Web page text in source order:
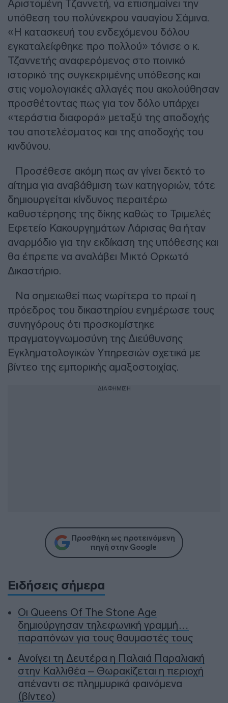
Αριστομένη Τζαννετή, να επισημαίνει την
υπόθεση του πολύνεκρου ναυαγίου Σάμινα.
«Η κατασκευή του ενδεχόμενου δόλου
εγκαταλείφθηκε προ πολλού» τόνισε ο κ.
Τζαννετής αναφερόμενος στο ποινικό
ιστορικό της συγκεκριμένης υπόθεσης και
στις νομολογιακές αλλαγές που ακολούθησαν
προσθέτοντας πως για τον δόλο υπάρχει
«τεράστια διαφορά» μεταξύ της αποδοχής
του αποτελέσματος και της αποδοχής του
κινδύνου.
Προσέθεσε ακόμη πως αν γίνει δεκτό το
αίτημα για αναβάθμιση των κατηγοριών, τότε
δημιουργείται κίνδυνος περαιτέρω
καθυστέρησης της δίκης καθώς το Τριμελές
Εφετείο Κακουργημάτων Λάρισας θα ήταν
αναρμόδιο για την εκδίκαση της υπόθεσης και
θα έπρεπε να αναλάβει Μικτό Ορκωτό
Δικαστήριο.
Να σημειωθεί πως νωρίτερα το πρωί η
πρόεδρος του δικαστηρίου ενημέρωσε τους
συνηγόρους ότι προσκομίστηκε
πραγματογνωμοσύνη της Διεύθυνσης
Εγκληματολογικών Υπηρεσιών σχετικά με
βίντεο της εμπορικής αμαξοστοιχίας.
ΔΙΑΦΗΜΙΣΗ
Προσθήκη ως προτεινόμενη
πηγή στην Google
Ειδήσεις σήμερα
Οι Queens Of The Stone Age
δημιούργησαν τηλεφωνική γραμμή…
παραπόνων για τους θαυμαστές τους
Ανοίγει τη Δευτέρα η Παλαιά Παραλιακή
στην Καλλιθέα – Θωρακίζεται η περιοχή
απέναντι σε πλημμυρικά φαινόμενα
(βίντεο)